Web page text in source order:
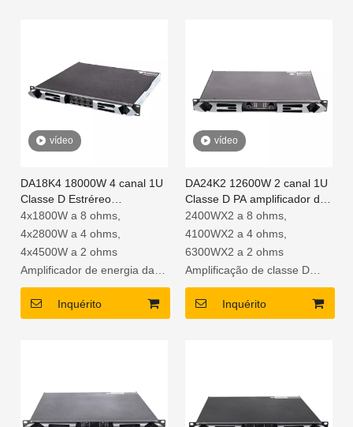
Amplificador de placa DSP
2CH poderoso com PFC
vídeo
DA18K4 18000W 4 canal 1U
Classe D Estréreo
amplificador de energia de
áudio
4x1800W a 8 ohms,
4x2800W a 4 ohms,
4x4500W a 2 ohms
Amplificador de energia da
classe D leve
1U Espaço de rack
Inquérito
vídeo
DA24K2 12600W 2 canal 1U
Classe D PA amplificador de
subwoofer
2400WX2 a 8 ohms,
4100WX2 a 4 ohms,
6300WX2 a 2 ohms
Amplificação de classe D
poderosa e de alta eficiência
Design de espaço de rack 1u
prazo estável
Inquérito